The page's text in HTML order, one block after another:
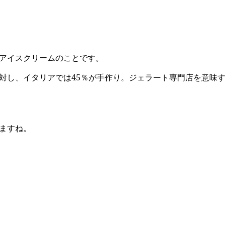
スクリームのことです。
、イタリアでは45％が手作り。ジェラート専門店を意味
ね。